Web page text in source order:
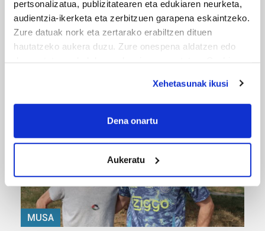
pertsonalizatua, publizitatearen eta edukiaren neurketa,
audientzia-ikerketa eta zerbitzuen garapena eskaintzeko.
Zure datuak nork eta zertarako erabiltzen dituen
hautatzeko aukera duzu. Zure onespena aldatzen edo
If you allow, we would also like to:
Collect information about your geographical
meters
Identify your device by actively scanning it for
specific characteristics (fingerprinting)
Find out more about how your personal data is processed
and set your preferences in thedetails section.
Xehetasunak ikusi
Dena onartu
Aukeratu
MUSIKA
Odik berria ezagutzeko aukera 'KimiK' eta
MUSA